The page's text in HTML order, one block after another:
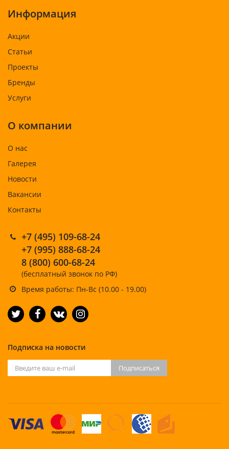
Информация
Акции
Статьи
Проекты
Бренды
Услуги
О компании
О нас
Галерея
Новости
Вакансии
Контакты
+7 (495) 109-68-24
+7 (995) 888-68-24
8 (800) 600-68-24
(бесплатный звонок по РФ)
Время работы: Пн-Вс (10.00 - 19.00)
Подписка на новости
Подписаться